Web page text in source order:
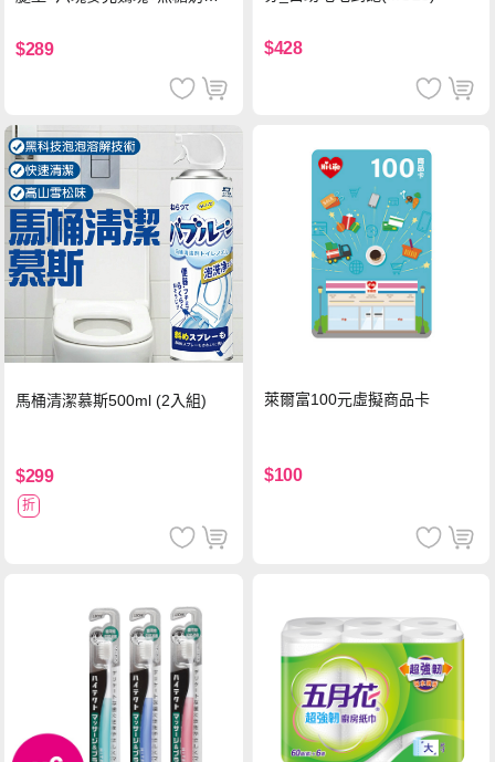
$289 $428
馬桶清潔慕斯500ml (2入組)
$299
折
萊爾富100元虛擬商品卡
$100